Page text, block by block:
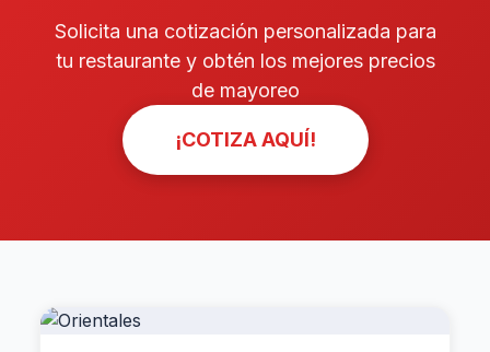
Solicita una cotización personalizada para
tu restaurante y obtén los mejores precios
de mayoreo
¡COTIZA AQUÍ!